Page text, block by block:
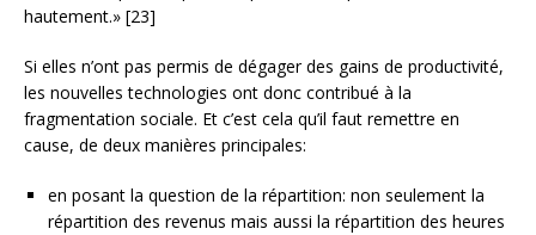
hautement.» [23]
Si elles n’ont pas permis de dégager des gains de productivité,
les nouvelles technologies ont donc contribué à la
fragmentation sociale. Et c’est cela qu’il faut remettre en
cause, de deux manières principales:
en posant la question de la répartition: non seulement la
répartition des revenus mais aussi la répartition des heures